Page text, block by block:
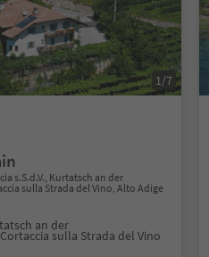
1/7
s.S.d.V., Kurtatsch an der
sulla Strada del Vino, Alto Adige
an der
sulla Strada del Vino